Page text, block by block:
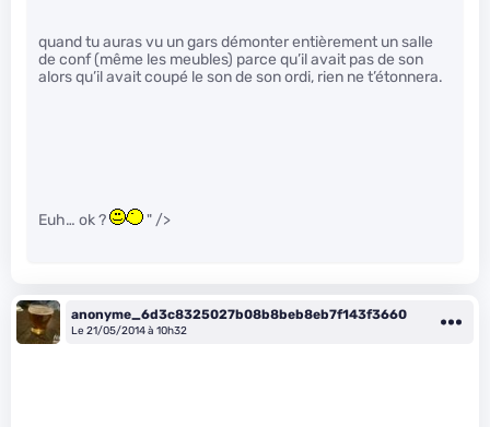
quand tu auras vu un gars démonter entièrement un salle
de conf (même les meubles) parce qu’il avait pas de son
alors qu’il avait coupé le son de son ordi, rien ne t’étonnera.
Euh… ok ? " />
anonyme_6d3c8325027b08b8beb8eb7f143f3660
Le 21/05/2014 à 10h32